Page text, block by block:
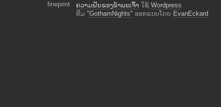
fineprint ຄວາມຝັນຂອງຂ້າພະເຈົ້າ ໃຊ້ Wordpress.
ທີມ "GothamNights" ອອກແບບໂດຍ EvanEckard